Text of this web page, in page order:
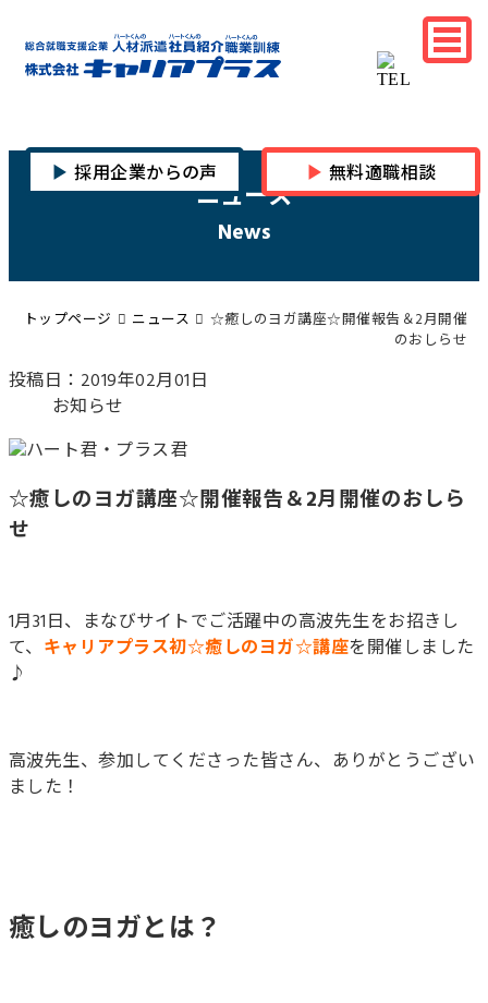
採用企業からの声 無料適職相談
ニュース
News
トップページ ニュース
☆癒しのヨガ講座☆開催報告＆2月開催
のおしらせ
投稿日：2019年02月01日
お知らせ
☆癒しのヨガ講座☆開催報告＆2月開催のおしら
せ
1月31日、まなびサイトでご活躍中の高波先生をお招きし
て、 キャリアプラス初☆癒しのヨガ☆講座を開催しました
♪
高波先生、参加してくださった皆さん、ありがとうござい
ました！
癒しのヨガとは？